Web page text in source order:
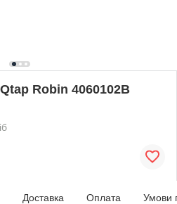
Robin 4060102B
Доставка Оплата Умови